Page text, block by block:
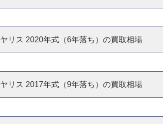
ヤリス 2020年式（6年落ち）の買取相場
ヤリス 2017年式（9年落ち）の買取相場